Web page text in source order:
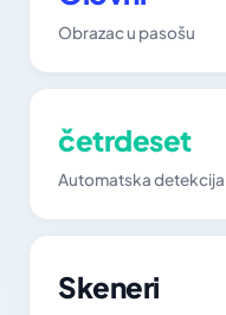
Obrazac u pasošu
četrdeset
Automatska detekcija
Skeneri